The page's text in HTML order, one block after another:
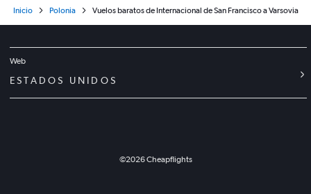
Inicio Polonia Vuelos baratos de Internacional de San Francisco a Varsovia
Web
ESTADOS UNIDOS
©2026Cheapflights